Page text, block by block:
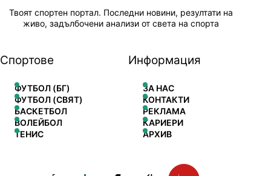
Твоят спортен портал. Последни новини, резултати на
живо, задълбочени анализи от света на спорта
Спортове
ФУТБОЛ (БГ)
ФУТБОЛ (СВЯТ)
БАСКЕТБОЛ
ВОЛЕЙБОЛ
ТЕНИС
Информация
ЗА НАС
КОНТАКТИ
РЕКЛАМА
КАРИЕРИ
АРХИВ